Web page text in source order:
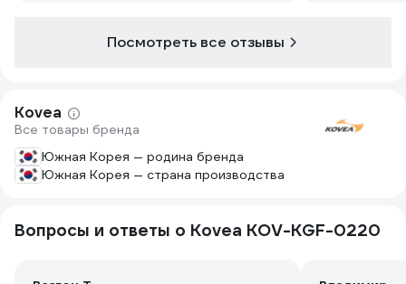
Посмотреть все отзывы
Kovea
Все товары бренда
Южная Корея — родина бренда
Южная Корея — страна производства
Вопросы и ответы о Kovea KOV-KGF-0220